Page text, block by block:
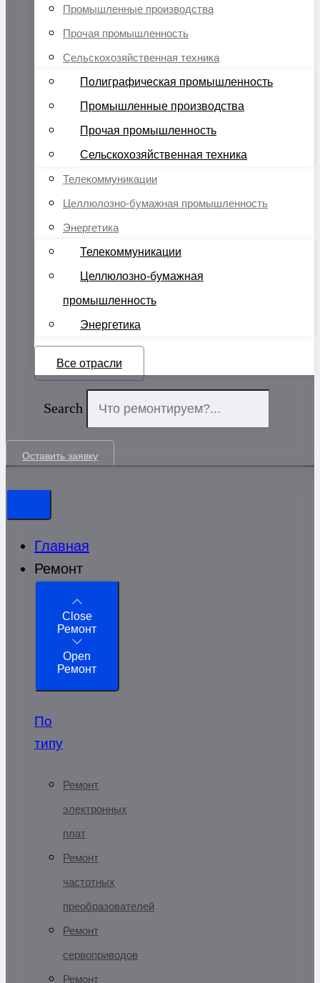
Промышленные производства
Прочая промышленность
Сельскохозяйственная техника
Полиграфическая промышленность
Промышленные производства
Прочая промышленность
Сельскохозяйственная техника
Телекоммуникации
Целлюлозно-бумажная промышленность
Энергетика
Телекоммуникации
Целлюлозно-бумажная
промышленность
Энергетика
Все отрасли
Search
Оставить заявку
Главная
Ремонт
Close
Ремонт
Open
Ремонт
По
типу
Ремонт
электронных
плат
Ремонт
частотных
преобразователей
Ремонт
сервоприводов
Ремонт